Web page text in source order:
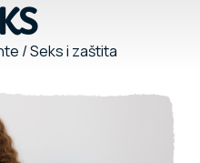
/Seks i zaštita